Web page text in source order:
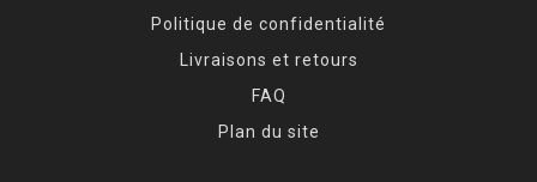
Politique de confidentialité
Livraisons et retours
FAQ
Plan du site